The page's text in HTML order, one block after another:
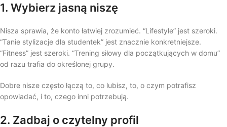
1. Wybierz jasną niszę
Nisza sprawia, że konto łatwiej zrozumieć. “Lifestyle” jest szeroki.
“Tanie stylizacje dla studentek” jest znacznie konkretniejsze.
“Fitness” jest szeroki. “Trening siłowy dla początkujących w domu”
od razu trafia do określonej grupy.
Dobre nisze często łączą to, co lubisz, to, o czym potrafisz
opowiadać, i to, czego inni potrzebują.
2. Zadbaj o czytelny profil